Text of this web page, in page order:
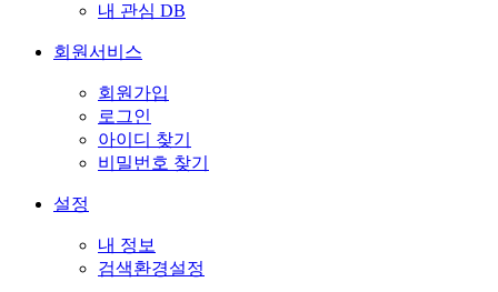
내 관심 DB
회원서비스
회원가입
로그인
아이디 찾기
비밀번호 찾기
설정
내 정보
검색환경설정